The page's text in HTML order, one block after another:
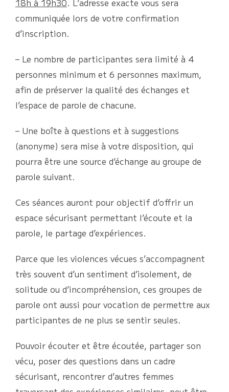
18h à 19h30. L’adresse exacte vous sera
communiquée lors de votre confirmation
d’inscription.
– Le nombre de participantes sera limité à 4
personnes minimum et 6 personnes maximum,
afin de préserver la qualité des échanges et
l’espace de parole de chacune.
– Une boîte à questions et à suggestions
(anonyme) sera mise à votre disposition, qui
pourra être une source d’échange au groupe de
parole suivant.
Ces séances auront pour objectif d’offrir un
espace sécurisant permettant l’écoute et la
parole, le partage d’expériences.
Parce que les violences vécues s’accompagnent
très souvent d’un sentiment d’isolement, de
solitude ou d’incompréhension, ces groupes de
parole ont aussi pour vocation de permettre aux
participantes de ne plus se sentir seules.
Pouvoir écouter et être écoutée, partager son
vécu, poser des questions dans un cadre
sécurisant, rencontrer d’autres femmes